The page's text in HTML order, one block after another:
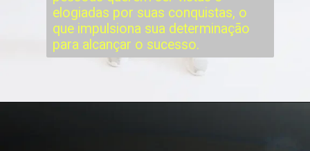
elogiadas por suas conquistas, o
que impulsiona sua determinação
para alcançar o sucesso.